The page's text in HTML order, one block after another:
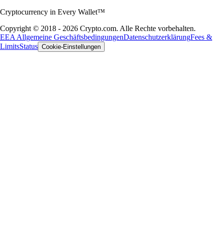
Cryptocurrency in Every Wallet™
Copyright © 2018 - 2026 Crypto.com. Alle Rechte vorbehalten.
EEA Allgemeine GeschäftsbedingungenDatenschutzerklärungFees &
LimitsStatus Cookie-Einstellungen